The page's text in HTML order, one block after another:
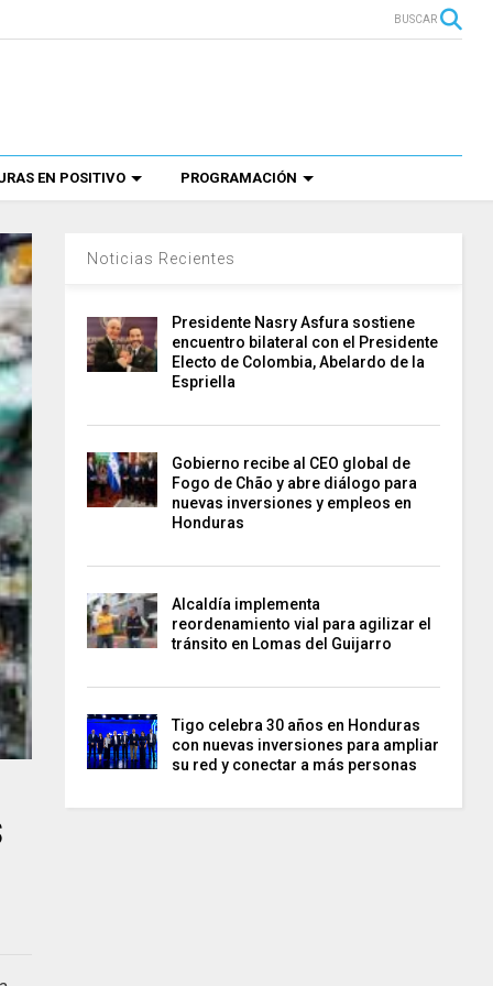
BUSCAR
EN POSITIVO PROGRAMACIÓN
Noticias Recientes
Presidente Nasry Asfura sostiene
encuentro bilateral con el Presidente
Electo de Colombia, Abelardo de la
Espriella
Gobierno recibe al CEO global de
Fogo de Chão y abre diálogo para
nuevas inversiones y empleos en
Honduras
Alcaldía implementa
reordenamiento vial para agilizar el
tránsito en Lomas del Guijarro
Tigo celebra 30 años en Honduras
con nuevas inversiones para ampliar
su red y conectar a más personas